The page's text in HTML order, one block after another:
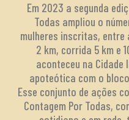
Em 2023 a segunda
Todas ampliou o
mulheres inscritas, entre
2 km, corrida 5 km e
aconteceu na
apoteótica com o
Esse conjunto de ações
Contagem Por Todas,